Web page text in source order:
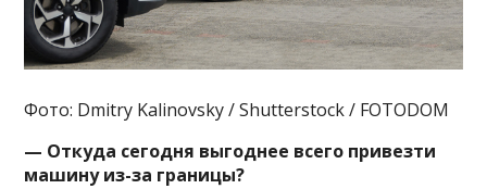
Фото: Dmitry Kalinovsky / Shutterstock / FOTODOM
— Откуда сегодня выгоднее всего привезти
машину из-за границы?